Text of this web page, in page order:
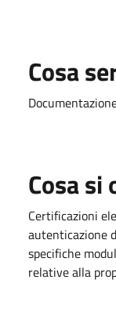
Cosa
Cosa
Certificazioni
autenticazione
specifiche
relative alla